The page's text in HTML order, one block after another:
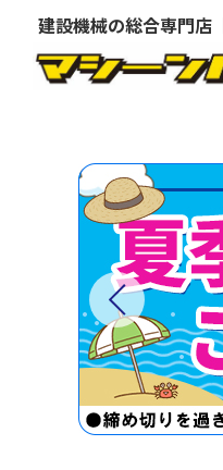
建設機械の総合専門店